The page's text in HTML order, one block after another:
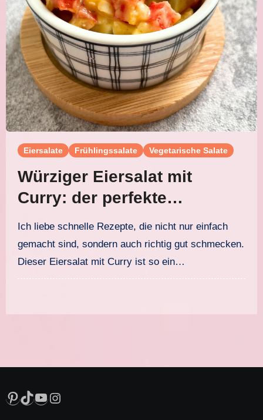
Eiersalate Frühlingssalate Vegetarische Salate
Würziger Eiersalat mit
Curry: der perfekte
American Style
gemacht sind, sondern auch richtig gut schmecken.
Dieser Eiersalat mit Curry ist so ein…
Pinterest
TikTok
YouTube
Instagram